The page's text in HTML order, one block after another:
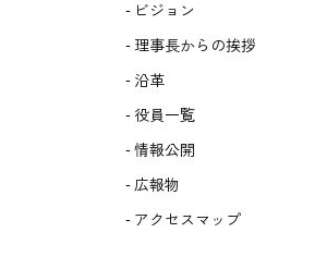
ビジョン
理事長からの挨拶
沿革
役員一覧
情報公開
広報物
アクセスマップ